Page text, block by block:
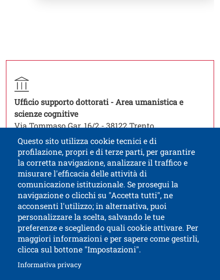
Ufficio supporto dottorati - Area umanistica e
scienze cognitiveApri il link in una nuova finestra
Via Tommaso Gar, 16/2 - 38122 Trento
phd.office-cssh@unitn.it
Questo sito utilizza cookie tecnici e di
profilazione, propri e di terze parti, per garantire
la corretta navigazione, analizzare il traffico e
misurare l'efficacia delle attività di
comunicazione istituzionale. Se prosegui la
navigazione o clicchi su "Accetta tutti", ne
acconsenti l'utilizzo; in alternativa, puoi
personalizzare la scelta, salvando le tue
preferenze e scegliendo quali cookie attivare. Per
maggiori informazioni e per sapere come gestirli,
clicca sul bottone "Impostazioni".
Informativa privacyApri il link in una nuova finestra
Università di Trento
via Calepina, 14 - I-38122 Trento
P.IVA-C.F. 003​40520220
Accessibilità